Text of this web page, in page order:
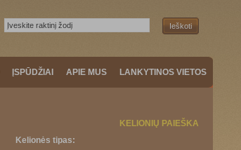
ĮSPŪDŽIAI APIE MUS LANKYTINOS VIETOS
KELIONIŲ PAIEŠKA
Kelionės tipas: